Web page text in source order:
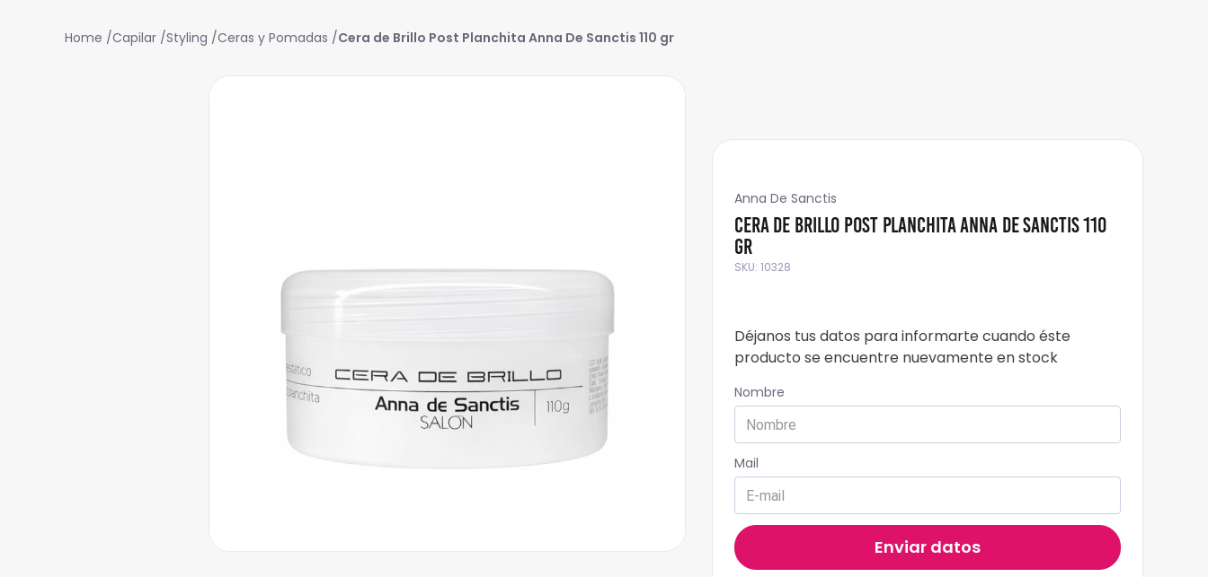
Capilar Styling Ceras y Pomadas Cera de Brillo Post Planchita Anna De Sanctis 110 gr
Anna De Sanctis
Cera de Brillo Post Planchita Anna De Sanctis 110
gr
SKU: 10328